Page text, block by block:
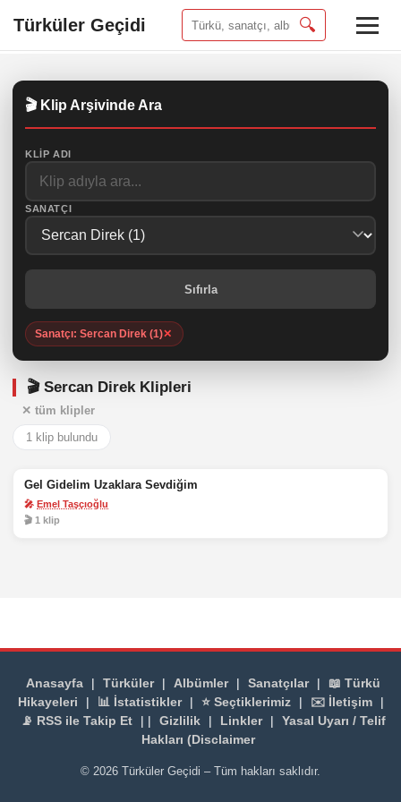
Türküler Geçidi 🔍
🎬 Klip Arşivinde Ara
KLIP ADI
SANATÇI
Sıfırla
Sanatçı: Sercan Direk (1)✕
🎬 Sercan Direk Klipleri
✕ tüm klipler
1 klip bulundu
Gel Gidelim Uzaklara Sevdiğim
🎤 Emel Taşçıoğlu
🎬 1 klip
Anasayfa | Türküler | Albümler | Sanatçılar |
📖 Türkü
Hikayeleri
| 📊 İstatistikler | ⭐ Seçtiklerimiz | ✉️ İletişim
|
📡 RSS ile Takip Et
| | Gizlilik | Linkler |
Yasal Uyarı / Telif
Hakları (Disclaimer
© 2026 Türküler Geçidi – Tüm hakları saklıdır.